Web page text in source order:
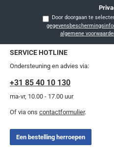
algemene
SERVICE HOTLINE
Ondersteuning en advies via:
+31 85 40 10 130
ma-vr, 10.00 - 17.00 uur
Of via ons contactformulier.
Een bestelling herroepen